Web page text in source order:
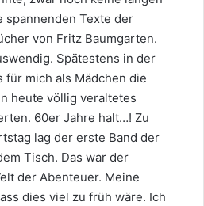
spannenden Texte der
von Fritz Baumgarten.
Spätestens in der
für mich als Mädchen die
heute völlig veraltetes
60er Jahre halt…! Zu
lag der erste Band der
Tisch. Das war der
der Abenteuer. Meine
dies viel zu früh wäre. Ich